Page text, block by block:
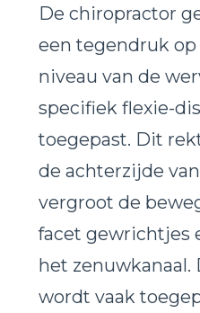
De chiropractor
een tegendruk
niveau van de
specifiek flexie-
toegepast. Dit
de achterzijde
vergroot de
facet gewrichtjes
het zenuwkanaal.
wordt vaak